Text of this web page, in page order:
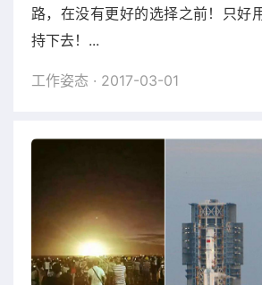
路，在没有更好的选择之前！只好
持下去！...
工作姿态 · 2017-03-01